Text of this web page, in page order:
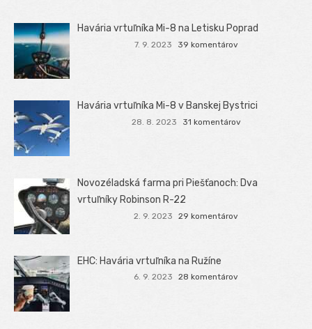
Havária vrtuľníka Mi-8 na Letisku Poprad
7. 9. 2023 39 komentárov
Havária vrtuľníka Mi-8 v Banskej Bystrici
28. 8. 2023 31 komentárov
Novozéladská farma pri Piešťanoch: Dva
vrtuľníky Robinson R-22
2. 9. 2023 29 komentárov
EHC: Havária vrtuľníka na Ružíne
6. 9. 2023 28 komentárov